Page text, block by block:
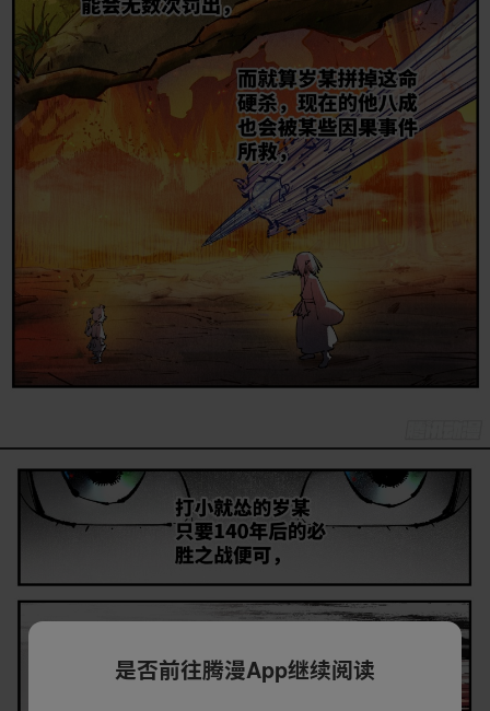
是否前往腾漫App继续阅读